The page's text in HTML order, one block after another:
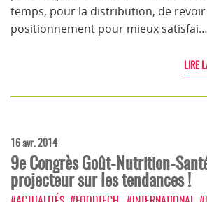
temps, pour la distribution, de
positionnement pour mieux satisfai…
LIRE
16 avr. 2014
9e Congrès Goût-Nutrition-
projecteur sur les tendances !